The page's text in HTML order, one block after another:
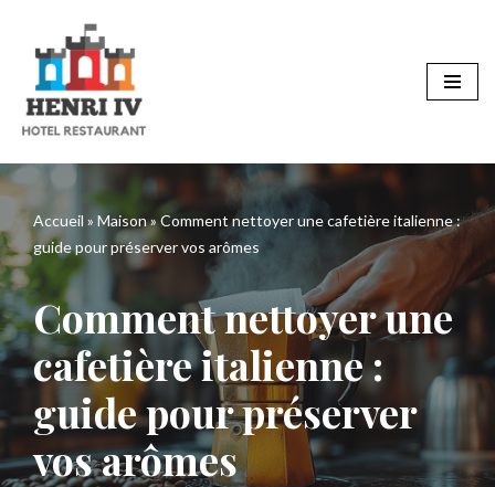
Aller
contenu
Accueil » Maison»Comment nettoyer une cafetière italienne :
guide pour préserver vos arômes
Comment nettoyer une
cafetière italienne :
guide pour préserver
vos arômes